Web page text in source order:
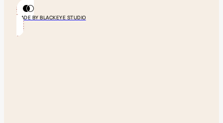
MADE BY BLACKEYE STUDIO